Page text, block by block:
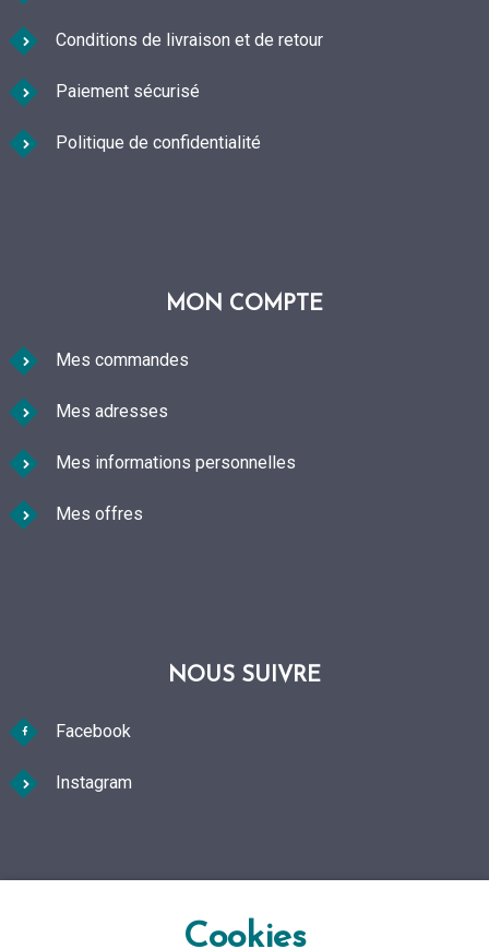
Conditions de livraison et de retour
Paiement sécurisé
Politique de confidentialité
MON COMPTE
Mes commandes
Mes adresses
Mes informations personnelles
Mes offres
NOUS SUIVRE
Facebook
Instagram
Cookies